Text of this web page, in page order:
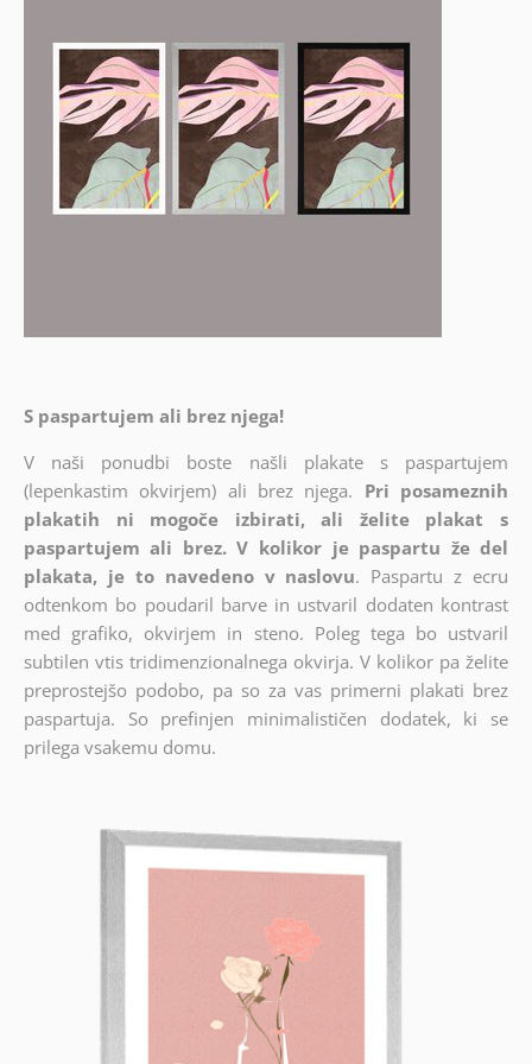
S paspartujem ali brez njega!
V naši ponudbi boste našli plakate s paspartujem
(lepenkastim okvirjem) ali brez njega. Pri posameznih
plakatih ni mogoče izbirati, ali želite plakat s
paspartujem ali brez. V kolikor je paspartu že del
plakata, je to navedeno v naslovu. Paspartu z ecru
odtenkom bo poudaril barve in ustvaril dodaten kontrast
med grafiko, okvirjem in steno. Poleg tega bo ustvaril
subtilen vtis tridimenzionalnega okvirja. V kolikor pa želite
preprostejšo podobo, pa so za vas primerni plakati brez
paspartuja. So prefinjen minimalističen dodatek, ki se
prilega vsakemu domu.